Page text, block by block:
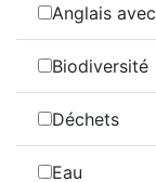
Anglais
Biodiversité
Déchets
Eau